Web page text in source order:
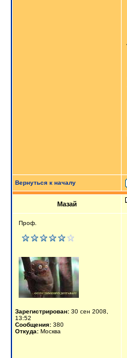
Вернуться к началу
Мазай
Проф.
Зарегистрирован: 30 сен 2008,
13:52
Сообщения: 380
Откуда: Москва